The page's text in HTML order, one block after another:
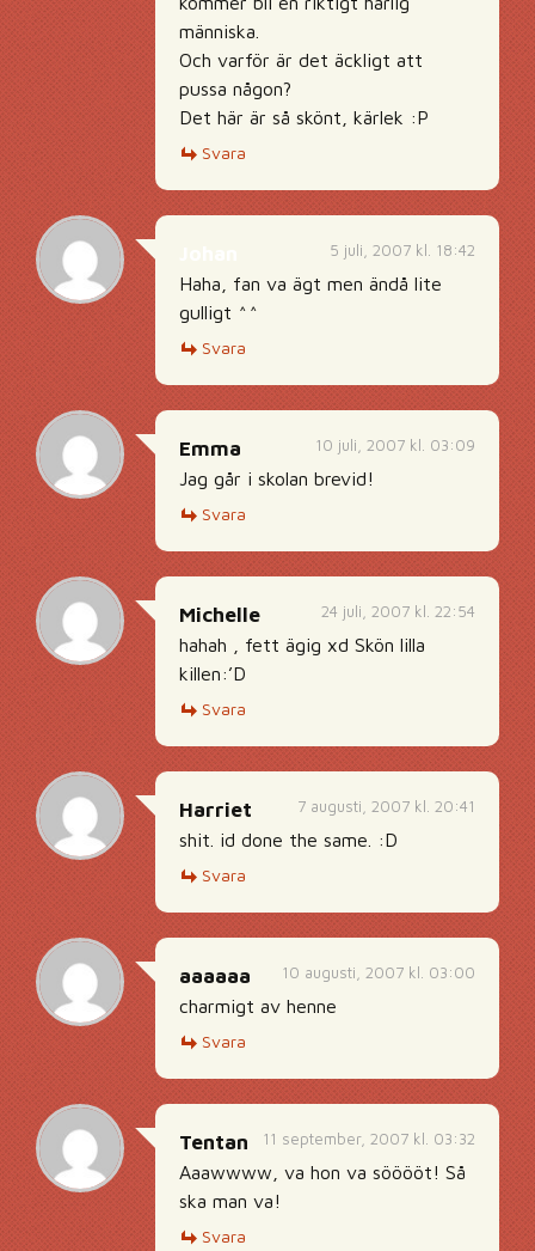
människa.
Och varför är det äckligt att
pussa någon?
Det här är så skönt, kärlek :P
Svara
5 juli, 2007 kl. 18:42
Haha, fan va ägt men ändå lite
gulligt ^^
Svara
10 juli, 2007 kl. 03:09
Emma
Jag går i skolan brevid!
Svara
24 juli, 2007 kl. 22:54
Michelle
hahah , fett ägig xd Skön lilla
killen:’D
Svara
7 augusti, 2007 kl. 20:41
Harriet
shit. id done the same. :D
Svara
10 augusti, 2007 kl. 03:00
aaaaaa
charmigt av henne
Svara
11 september, 2007 kl. 03:32
Tentan
Aaawwww, va hon va sööööt! Så
ska man va!
Svara